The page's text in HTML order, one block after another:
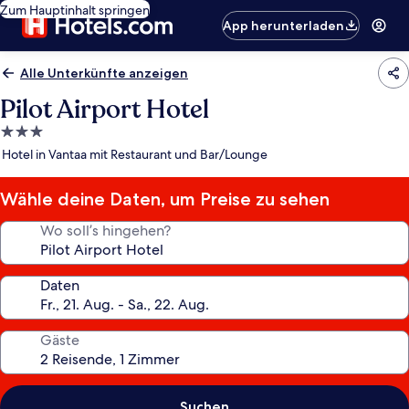
Zum Hauptinhalt springen
App herunterladen
Alle Unterkünfte anzeigen
Pilot Airport Hotel
3.0-
Sterne-
Hotel in Vantaa mit Restaurant und Bar/Lounge
Wähle deine Daten, um Preise zu sehen
Wo soll’s hingehen?
Daten
Gäste